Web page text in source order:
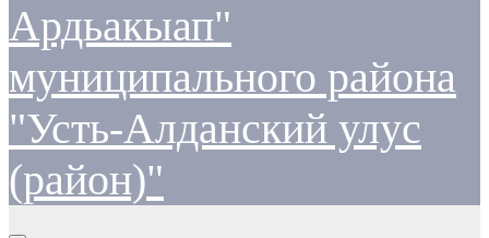
Ардьакыап"
муниципального района
"Усть-Алданский улус
(район)"